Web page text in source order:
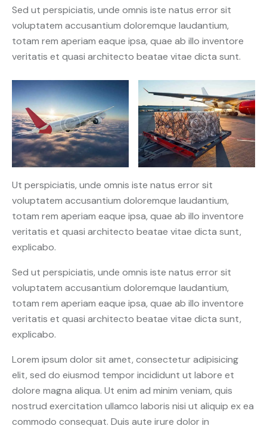
Sed ut perspiciatis, unde omnis iste natus error sit
voluptatem accusantium doloremque laudantium,
totam rem aperiam eaque ipsa, quae ab illo inventore
veritatis et quasi architecto beatae vitae dicta sunt.
Ut perspiciatis, unde omnis iste natus error sit
voluptatem accusantium doloremque laudantium,
totam rem aperiam eaque ipsa, quae ab illo inventore
veritatis et quasi architecto beatae vitae dicta sunt,
explicabo.
Sed ut perspiciatis, unde omnis iste natus error sit
voluptatem accusantium doloremque laudantium,
totam rem aperiam eaque ipsa, quae ab illo inventore
veritatis et quasi architecto beatae vitae dicta sunt,
explicabo.
Lorem ipsum dolor sit amet, consectetur adipisicing
elit, sed do eiusmod tempor incididunt ut labore et
dolore magna aliqua. Ut enim ad minim veniam, quis
nostrud exercitation ullamco laboris nisi ut aliquip ex ea
commodo consequat. Duis aute irure dolor in